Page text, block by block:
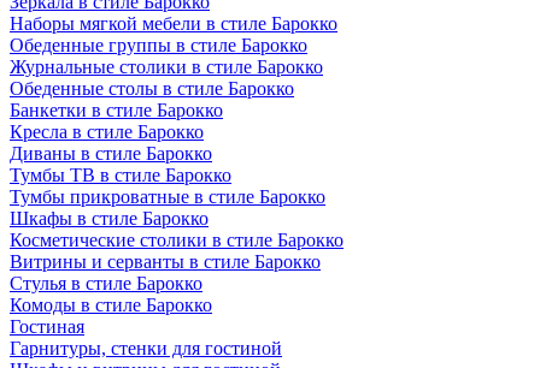
Наборы мягкой мебели в стиле Барокко
Обеденные группы в стиле Барокко
Журнальные столики в стиле Барокко
Обеденные столы в стиле Барокко
Банкетки в стиле Барокко
Кресла в стиле Барокко
Диваны в стиле Барокко
Тумбы ТВ в стиле Барокко
Тумбы прикроватные в стиле Барокко
Шкафы в стиле Барокко
Косметические столики в стиле Барокко
Витрины и серванты в стиле Барокко
Стулья в стиле Барокко
Комоды в стиле Барокко
Гостиная
Гарнитуры, стенки для гостиной